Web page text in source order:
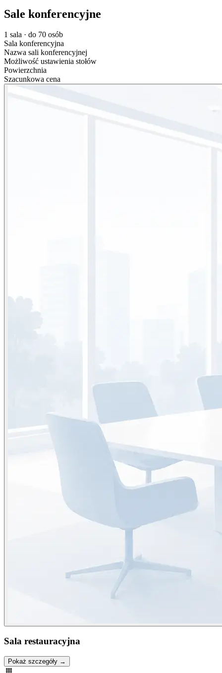
Sale konferencyjne
1 sala · do 70 osób
Sala konferencyjna
Nazwa sali konferencyjnej
Możliwość ustawienia stołów
Powierzchnia
Szacunkowa cena
Sala restauracyjna
Pokaż szczegóły →